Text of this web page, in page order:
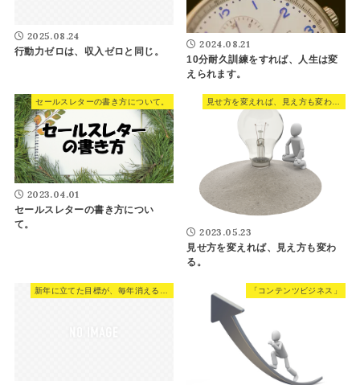
2025.08.24
行動力ゼロは、収入ゼロと同じ。
2024.08.21
10分耐久訓練をすれば、人生は変
えられます。
セールスレターの書き方について。
2023.04.01
セールスレターの書き方につい
て。
2023.05.23
見せ方を変えれば、見え方も変わ
る。
「コンテンツビジネス」